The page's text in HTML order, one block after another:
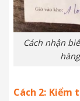
Cách nhận
Cách 2: